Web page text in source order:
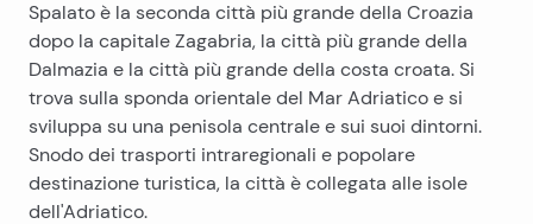
Spalato è la seconda città più grande della Croazia
dopo la capitale Zagabria, la città più grande della
Dalmazia e la città più grande della costa croata. Si
trova sulla sponda orientale del Mar Adriatico e si
sviluppa su una penisola centrale e sui suoi dintorni.
Snodo dei trasporti intraregionali e popolare
destinazione turistica, la città è collegata alle isole
dell'Adriatico.